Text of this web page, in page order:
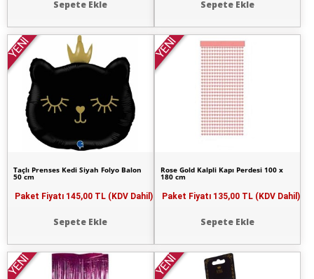
Sepete Ekle Sepete Ekle
YENİ
Taçlı Prenses Kedi Siyah Folyo Balon
50 cm
Paket Fiyatı 145,00 TL (KDV Dahil)
Sepete Ekle
YENİ
Rose Gold Kalpli Kapı Perdesi 100 x
180 cm
Paket Fiyatı 135,00 TL (KDV Dahil)
Sepete Ekle
YENİ YENİ